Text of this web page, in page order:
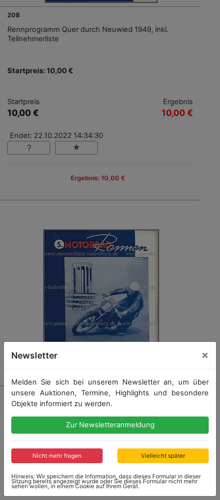
208
Rennprogramm Quer durch Neuwied 1949, inkl.
Teilnehmerliste
Startpreis: 10,00 €
Startpreis
10,00 €
Ergebnis
10,00 €
Endet: 22.10.2022 14:34:30
Ergebnis: 10,00 €
209
Rennprogramm Quer durch Neuwied 1950, inkl.
Teilnehmerliste
Startpreis: 10,00 €
Newsletter ×
Melden Sie sich bei unserem Newsletter an, um über
unsere Auktionen, Termine, Highlights und besondere
Objekte informiert zu werden.
Zur Newsletteranmeldung
Nicht mehr fragen Vielleicht später
Hinweis: Wir speichern die Information, dass dieses Formular in dieser
Sitzung bereits angezeigt wurde oder Sie dieses Formular nicht mehr
sehen wollen, in einem Cookie auf Ihrem Gerät.